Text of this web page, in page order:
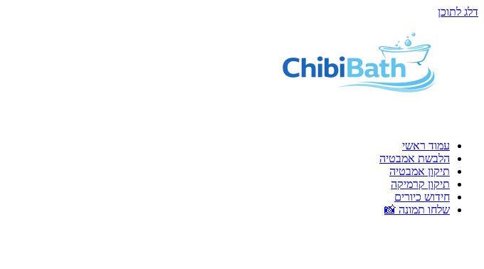
דלג לתוכן
עמוד ראשי
הלבשת אמבטיה
תיקון אמבטיה
תיקון קרמיקה
חידוש כיורים
שלחו תמונה 📸